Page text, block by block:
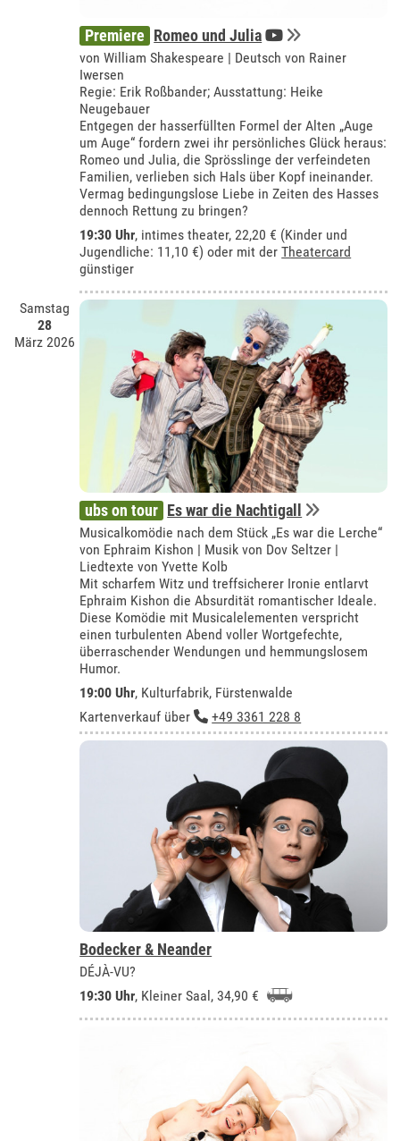
Premiere Romeo und Julia
von William Shakespeare | Deutsch von Rainer
Iwersen
Regie: Erik Roßbander; Ausstattung: Heike
Neugebauer
Entgegen der hasserfüllten Formel der Alten „Auge
um Auge“ fordern zwei ihr persönliches Glück heraus:
Romeo und Julia, die Sprösslinge der verfeindeten
Familien, verlieben sich Hals über Kopf ineinander.
Vermag bedingungslose Liebe in Zeiten des Hasses
dennoch Rettung zu bringen?
19:30 Uhr, intimes theater, 22,20 € (Kinder und
Jugendliche: 11,10 €) oder mit derTheatercard
günstiger
Samstag
28
März 2026
ubs on tour Es war die Nachtigall
Musicalkomödie nach dem Stück „Es war die Lerche“
von Ephraim Kishon | Musik von Dov Seltzer |
Liedtexte von Yvette Kolb
Mit scharfem Witz und treffsicherer Ironie entlarvt
Ephraim Kishon die Absurdität romantischer Ideale.
Diese Komödie mit Musicalelementen verspricht
einen turbulenten Abend voller Wortgefechte,
überraschender Wendungen und hemmungslosem
Humor.
19:00 Uhr, Kulturfabrik, Fürstenwalde
Kartenverkauf über
+49 3361 228 8
Bodecker & Neander
DÉJÀ-VU?
19:30 Uhr, Kleiner Saal, 34,90 €